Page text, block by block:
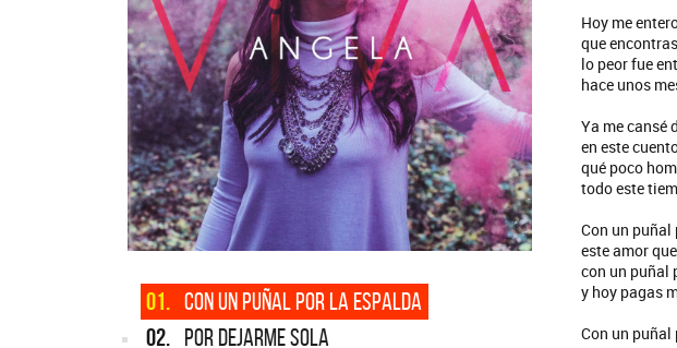
01. CON UN PUÑAL POR LA ESPALDA
02. POR DEJARME SOLA
Hoy me
que
lo peor fue
hace unos
Ya me cansé
en este
qué poco
todo este
Con un
este amor
con un puñal
y hoy pagas
Con un puñal